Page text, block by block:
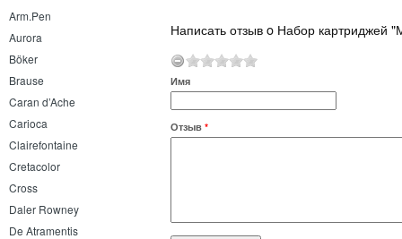
Arm.Pen
Aurora
Böker
Brause
Caran d’Ache
Carioca
Clairefontaine
Cretacolor
Cross
Daler Rowney
De Atramentis
Написать отзыв o Набор картриджей
Имя
Отзыв *